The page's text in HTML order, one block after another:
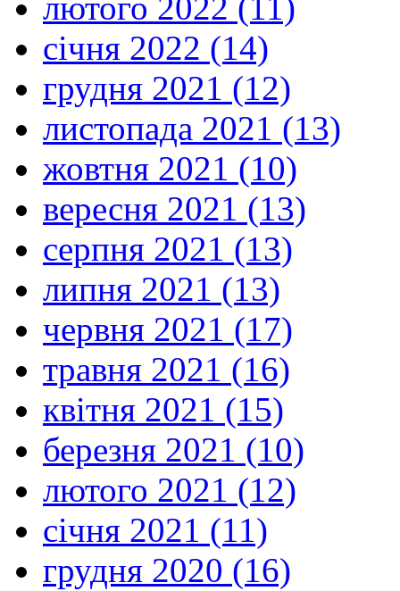
січня 2022 (14)
грудня 2021 (12)
листопада 2021 (13)
жовтня 2021 (10)
вересня 2021 (13)
серпня 2021 (13)
липня 2021 (13)
червня 2021 (17)
травня 2021 (16)
квітня 2021 (15)
березня 2021 (10)
лютого 2021 (12)
січня 2021 (11)
грудня 2020 (16)